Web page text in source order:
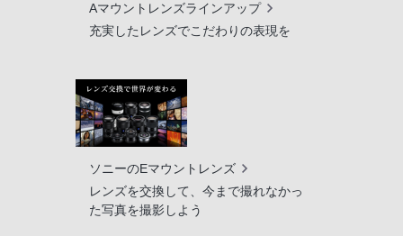
Aマウントレンズラインアップ
充実したレンズでこだわりの表現を
ソニーのEマウントレンズ
レンズを交換して、今まで撮れなかっ
た写真を撮影しよう